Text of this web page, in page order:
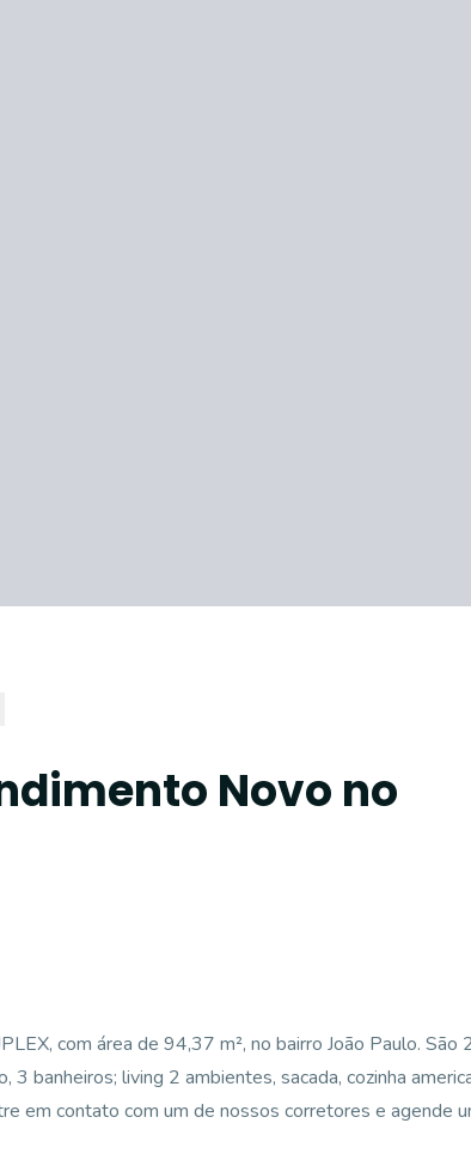
Novo no
com área de 94,37 m², no bairro João Paulo. São
banheiros; living 2 ambientes, sacada, cozinha
em contato com um de nossos corretores e agende